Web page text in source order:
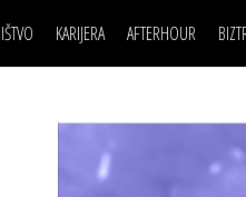
KARIJERA
MOJ UGAO
AFTERHOUR
POSAO
MOJ UGAO
USAVRŠAVANJE
FILM I SCENA
AUTO SVET